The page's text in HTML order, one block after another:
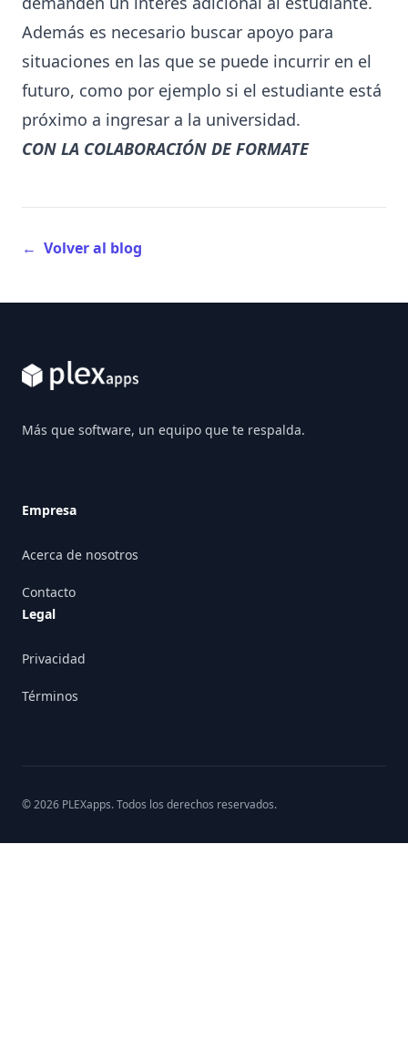
Además es necesario buscar apoyo para
situaciones en las que se puede incurrir en el
futuro, como por ejemplo si el estudiante está
próximo a ingresar a la universidad.
CON LA COLABORACIÓN DEFORMATE
← Volver al blog
Más que software, un equipo que te respalda.
Empresa
Acerca de nosotros
Contacto
Legal
Privacidad
Términos
©2026 PLEXapps. Todos los derechos reservados.